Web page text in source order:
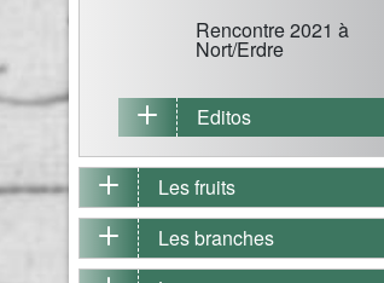
Rencontre 2021 à
Nort/Erdre
Editos
Les fruits
Les branches